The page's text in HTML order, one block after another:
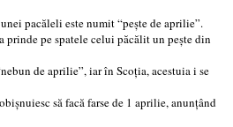
pacăleli este numit “pește de aprilie”.
prinde pe spatele celui păcălit un pește din
de aprilie”, iar în Scoția, acestuia i se
să facă farse de 1 aprilie, anunțând